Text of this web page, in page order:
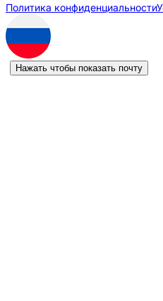
Политика конфиденциальности
Нажать чтобы показать почту